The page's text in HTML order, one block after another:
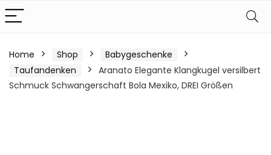
Home Shop
Babygeschenke
Taufandenken
Aranato Elegante Klangkugel versilbert
Schmuck Schwangerschaft Bola Mexiko, DREI Größen